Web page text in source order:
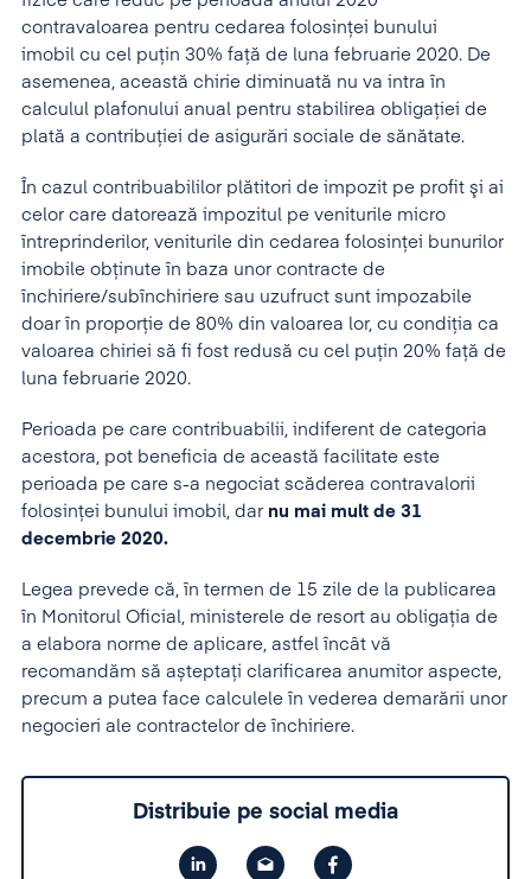
contravaloarea pentru cedarea folosinței bunului
imobil cu cel puțin 30% față de luna februarie 2020. De
asemenea, această chirie diminuată nu va intra în
calculul plafonului anual pentru stabilirea obligației de
plată a contribuției de asigurări sociale de sănătate.
În cazul contribuabililor plătitori de impozit pe profit şi ai
celor care datorează impozitul pe veniturile micro
întreprinderilor, veniturile din cedarea folosinței bunurilor
imobile obținute în baza unor contracte de
închiriere/subînchiriere sau uzufruct sunt impozabile
doar în proporție de 80% din valoarea lor, cu condiția ca
valoarea chiriei să fi fost redusă cu cel puțin 20% față de
luna februarie 2020.
Perioada pe care contribuabilii, indiferent de categoria
acestora, pot beneficia de această facilitate este
perioada pe care s-a negociat scăderea contravalorii
folosinței bunului imobil, dar nu mai mult de 31
decembrie 2020.
Legea prevede că, în termen de 15 zile de la publicarea
în Monitorul Oficial, ministerele de resort au obligația de
a elabora norme de aplicare, astfel încât vă
recomandăm să așteptați clarificarea anumitor aspecte,
precum a putea face calculele în vederea demarării unor
negocieri ale contractelor de închiriere.
Distribuie pe social media